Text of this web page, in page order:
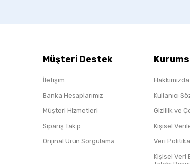
Müşteri Destek
İletişim
Banka Hesaplarımız
Müşteri Hizmetleri
Sipariş Takip
Orijinal Ürün Sorgulama
Hakkımızda
Kullanıcı
Gizlilik ve
Kişisel
Veri
Kişisel Veri